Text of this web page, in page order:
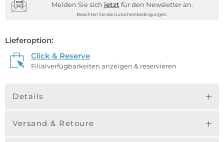
Melden Sie sich jetzt für den Newsletter an.
Beachten Sie die Gutscheinbedingungen.
Lieferoption:
Click & Reserve
Filialverfügbarkeiten anzeigen & reservieren
Details
Versand & Retoure